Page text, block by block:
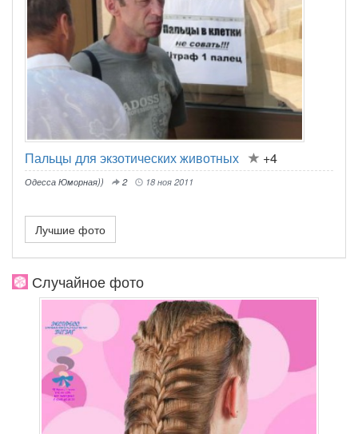
Пальцы для экзотических животных +4
Одесса Юморная)) 2 18 ноя 2011
Лучшие фото
Случайное фото